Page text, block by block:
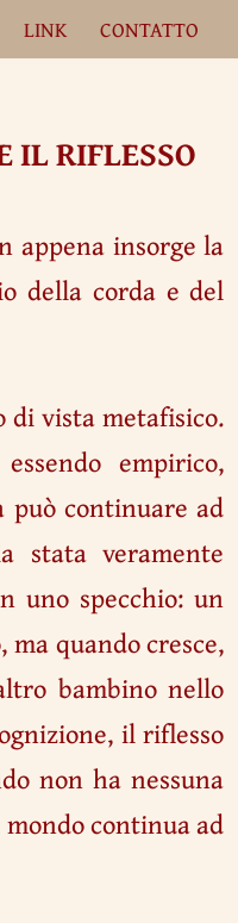
LINK CONTATTO
IL RIFLESSO
appena insorge la
della corda e del
di vista metafisico.
empirico,
può continuare ad
stata veramente
uno specchio: un
quando cresce,
bambino nello
il riflesso
non ha nessuna
mondo continua ad